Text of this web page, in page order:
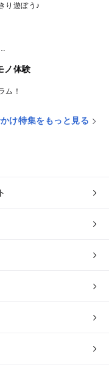
り遊ぼう♪
ノ体験
ム！
け特集をもっと見る